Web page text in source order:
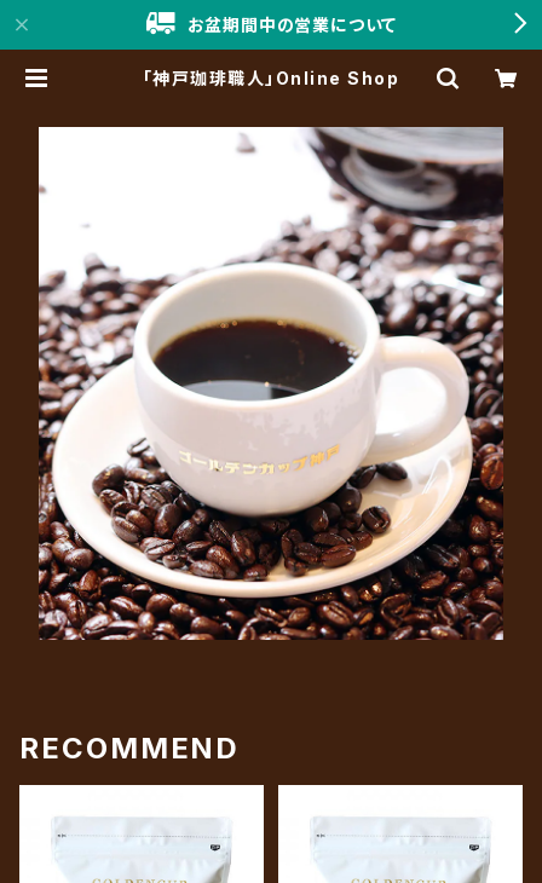
お盆期間中の営業について
「神戸珈琲職人」Online Shop
RECOMMEND